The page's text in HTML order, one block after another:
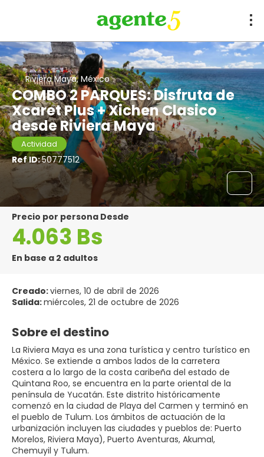
Riviera Maya, México
COMBO 2 PARQUES: Disfruta de
Xcaret Plus + Xichen Clasico
desde Riviera Maya
Actividad
Ref ID:50777512
precio por persona Desde
4.063 Bs
En base a 2 adultos
Creado:viernes, 10 de abril de 2026
Salida:miércoles, 21 de octubre de 2026
Sobre el destino
La Riviera Maya es una zona turística y centro turístico en
México. Se extiende a ambos lados de la carretera
costera a lo largo de la costa caribeña del estado de
Quintana Roo, se encuentra en la parte oriental de la
península de Yucatán. Este distrito históricamente
comenzó en la ciudad de Playa del Carmen y terminó en
el pueblo de Tulum. Los ámbitos de actuación de la
urbanización incluyen las ciudades y pueblos de: Puerto
Morelos, Riviera Maya), Puerto Aventuras, Akumal,
Chemuyil y Tulum.